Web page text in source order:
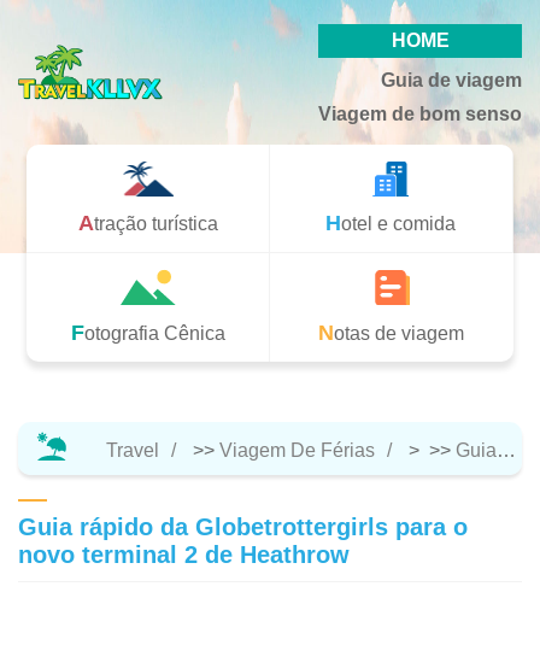
HOME
Guia de viagem
Viagem de bom senso
Atração turística Hotel e comida
Fotografia Cênica Notas de viagem
Travel >> Viagem De Férias > >> Guia De Viagem
Guia rápido da Globetrottergirls para o
novo terminal 2 de Heathrow